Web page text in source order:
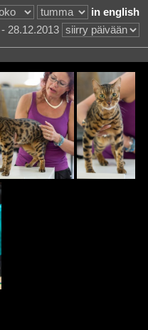
in english
28.12.2013